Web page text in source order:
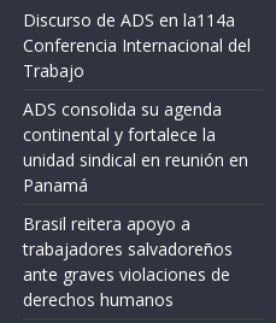
Discurso de ADS en la114a
Conferencia Internacional del
Trabajo
ADS consolida su agenda
continental y fortalece la
unidad sindical en reunión en
Panamá
Brasil reitera apoyo a
trabajadores salvadoreños
ante graves violaciones de
derechos humanos